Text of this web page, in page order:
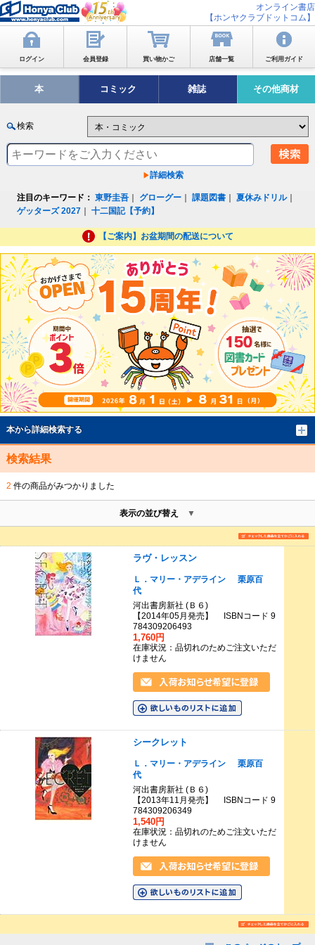
オンライン書店
【ホンヤクラブドットコム】
ログイン 会員登録 買い物かご 店舗一覧 ご利用ガイド
本 コミック 雑誌 その他商材
検索
詳細検索
注目のキーワード： 東野圭吾 グローグー ｜課題図書 ｜夏休みドリル｜
ゲッターズ 2027 ｜十二国記【予約】
【ご案内】お盆期間の配送について
本から詳細検索する
検索結果
2 件の商品がみつかりました
表示の並び替え
ラヴ・レッスン
Ｌ．マリー・アデライン
栗原百
代
河出書房新社 (Ｂ６)
【2014年05月発売】 ISBNコード 9
784309206493
1,760円
在庫状況：品切れのためご注文いただ
けません
シークレット
Ｌ．マリー・アデライン
栗原百
代
河出書房新社 (Ｂ６)
【2013年11月発売】 ISBNコード 9
784309206349
1,540円
在庫状況：品切れのためご注文いただ
けません